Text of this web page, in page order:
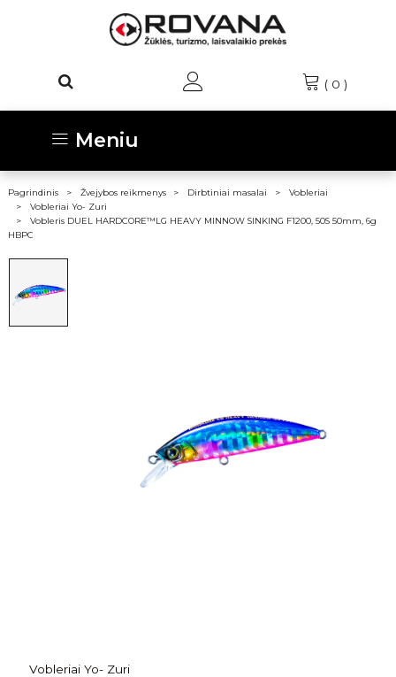
( 0 )
Meniu
Pagrindinis Žvejybos reikmenys Dirbtiniai masalai
Vobleriai
Vobleriai Yo- Zuri
Vobleris DUEL HARDCORE™LG HEAVY MINNOW SINKING F1200, 50S 50mm, 6g
HBPC
Vobleriai Yo- Zuri